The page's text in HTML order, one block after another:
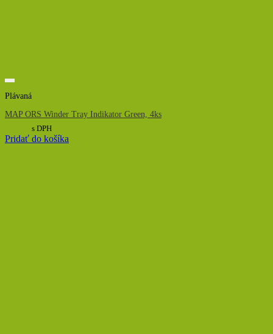
Plávaná
MAP ORS Winder Tray Indikator Green, 4ks
s DPH
Pridať do košíka